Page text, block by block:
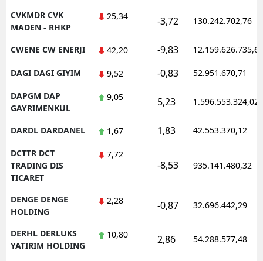
CVKMDR CVK
MADEN - RHKP
25,34 -3,72 130.242.702,76
CWENE CW ENERJI 42,20 -9,83 12.159.626.735,62
DAGI DAGI GIYIM 9,52 -0,83 52.951.670,71
DAPGM DAP
GAYRIMENKUL
9,05 5,23 1.596.553.324,02
DARDL DARDANEL 1,67 1,83 42.553.370,12
DCTTR DCT
TRADING DIS
TICARET
7,72
-8,53 935.141.480,32
DENGE DENGE
HOLDING
2,28 -0,87 32.696.442,29
DERHL DERLUKS
YATIRIM HOLDING
10,80 2,86 54.288.577,48